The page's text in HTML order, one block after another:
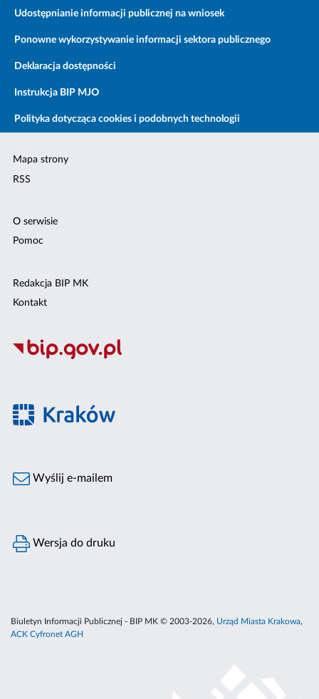
Udostępnianie informacji publicznej na wniosek
Ponowne wykorzystywanie informacji sektora publicznego
Deklaracja dostępności
Instrukcja BIP MJO
Polityka dotycząca cookies i podobnych technologii
Mapa strony
RSS
O serwisie
Pomoc
Redakcja BIP MK
Kontakt
Wyślij e-mailem
Wersja do druku
Biuletyn Informacji Publicznej - BIP MK © 2003-2026, Urząd Miasta Krakowa,
ACK Cyfronet AGH